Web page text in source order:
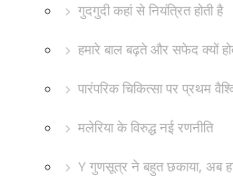
गुदगुदी कहां से नियंत्रित होती है
हमारे बाल बढ़ते और सफेद क्यों
पारंपरिक चिकित्सा पर प्रथम
मलेरिया के विरुद्ध नई रणनीति
Y गुणसूत्र ने बहुत छकाया, अब